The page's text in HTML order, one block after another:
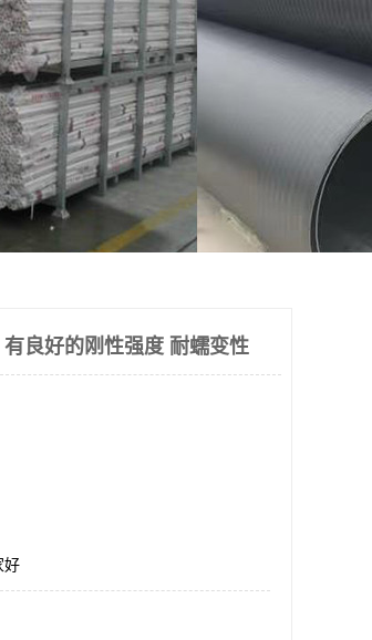
良好的刚性强度 耐蠕变性
好